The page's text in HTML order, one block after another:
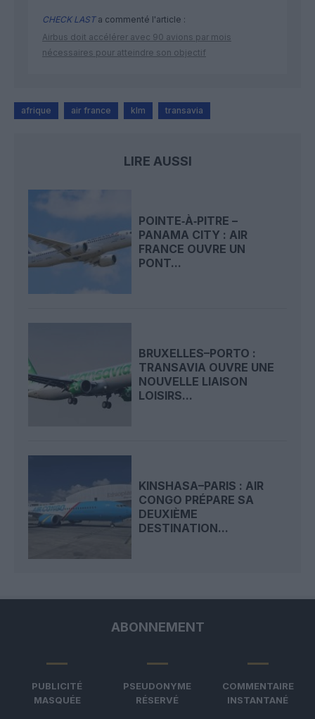
CHECK LASTa commenté l'article :
Airbus doit accélérer avec 90 avions par mois
nécessaires pour atteindre son objectif
afrique air france klm transavia
LIRE AUSSI
POINTE‑À‑PITRE –
PANAMA CITY : AIR
FRANCE OUVRE UN
PONT...
BRUXELLES–PORTO :
TRANSAVIA OUVRE UNE
NOUVELLE LIAISON
LOISIRS...
KINSHASA–PARIS : AIR
CONGO PRÉPARE SA
DEUXIÈME
DESTINATION...
ABONNEMENT
PUBLICITÉ
MASQUÉE
PSEUDONYME
RÉSERVÉ
COMMENTAIRE
INSTANTANÉ